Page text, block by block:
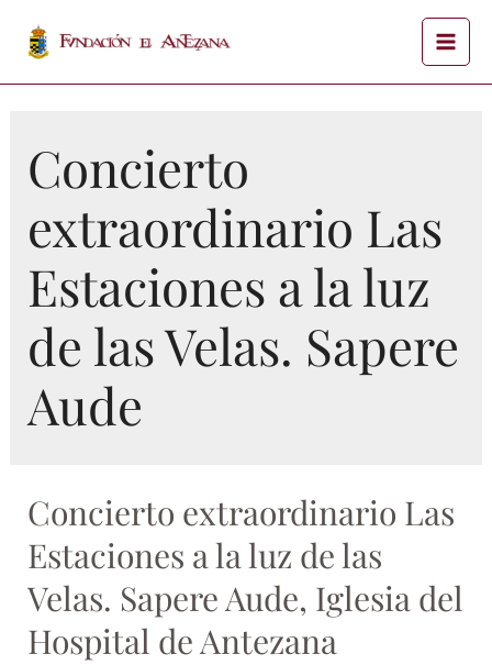
Concierto
extraordinario Las
Estaciones a la luz
de las Velas. Sapere
Aude
Concierto extraordinario Las
Estaciones a la luz de las
Velas. Sapere Aude, Iglesia del
Hospital de Antezana